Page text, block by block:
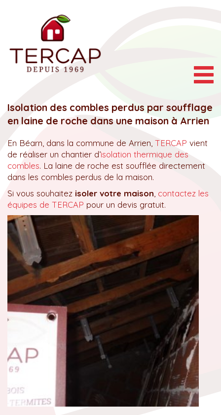
Isolation des combles perdus par soufflage
en laine de roche dans une maison à Arrien
En Béarn, dans la commune de Arrien, TERCAP vient
de réaliser un chantier d’isolation thermique des
combles. La laine de roche est soufflée directement
dans les combles perdus de la maison.
Si vous souhaitez isoler votre maison contactez les
équipes de TERCAP pour un devis gratuit.